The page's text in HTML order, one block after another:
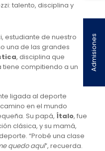
talento, disciplina y
estudiante de nuestro
una de las grandes
, disciplina que
tiene compitiendo a un
ligada al deporte
en el mundo
Su papá, Ítalo, fue
clásica, y su mamá,
“Probé una clase
quedo aquí”, recuerda.
Admisiones